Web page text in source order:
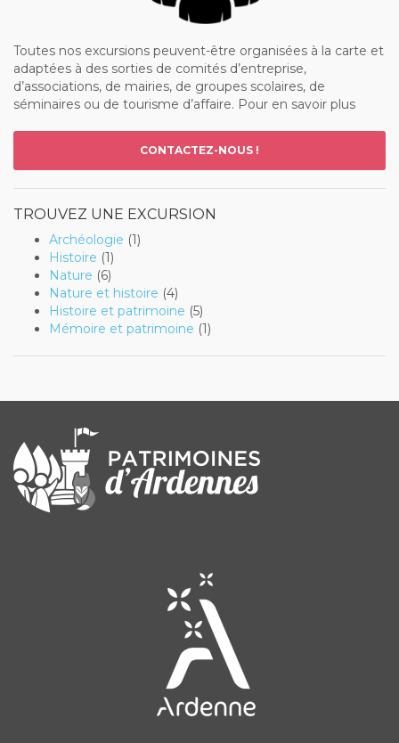
Toutes nos excursions peuvent-être organisées à la carte et
adaptées à des sorties de comités d’entreprise,
d’associations, de mairies, de groupes scolaires, de
séminaires ou de tourisme d’affaire. Pour en savoir plus
CONTACTEZ-NOUS !
TROUVEZ UNE EXCURSION
Archéologie (1)
Histoire (1)
Nature (6)
Nature et histoire (4)
Histoire et patrimoine (5)
Mémoire et patrimoine (1)